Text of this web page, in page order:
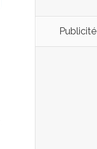
Publicité